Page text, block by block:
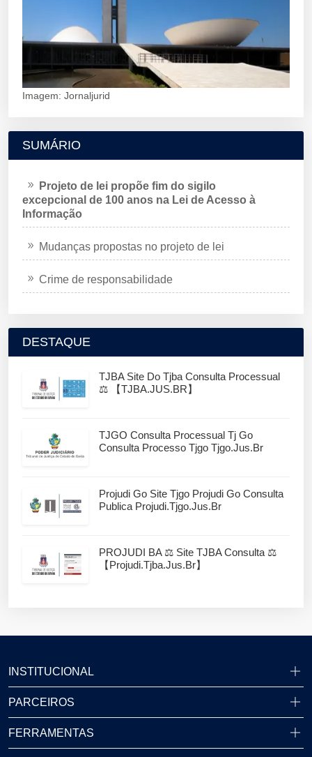
Imagem: Jornaljurid
SUMÁRIO
Projeto de lei propõe fim do sigilo
excepcional de 100 anos na Lei de Acesso à
Informação
Mudanças propostas no projeto de lei
Crime de responsabilidade
DESTAQUE
TJBA Site Do Tjba Consulta Processual
⚖️ 【TJBA.JUS.BR】
TJGO Consulta Processual Tj Go
Consulta Processo Tjgo Tjgo.jus.br
Projudi Go Site Tjgo Projudi Go Consulta
Publica Projudi.tjgo.jus.br
PROJUDI BA ⚖️ Site TJBA Consulta ⚖️
【projudi.tjba.jus.br】
INSTITUCIONAL
PARCEIROS
FERRAMENTAS